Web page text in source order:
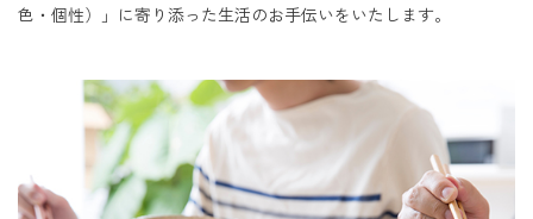
色・個性）」に寄り添った生活のお手伝いをいたします。